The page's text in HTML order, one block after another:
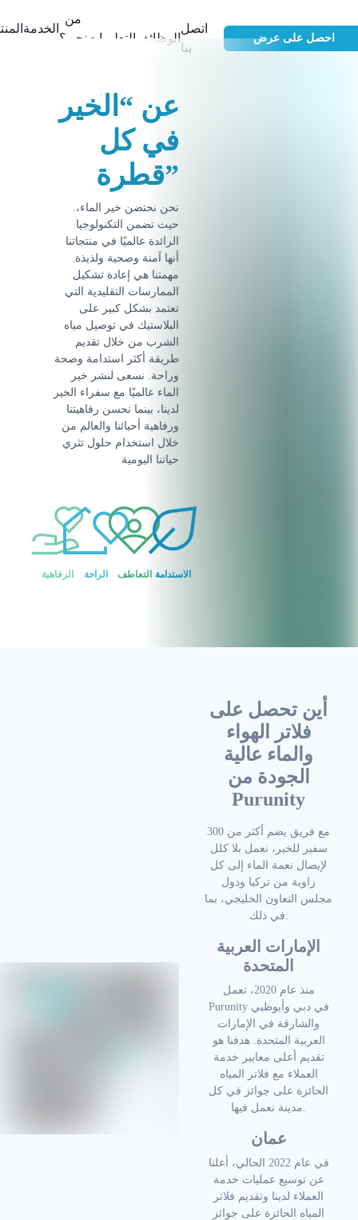
الخدمة
من
نحن؟ التعليمات الوظائف
اتصل
بنا
احصل على عرض
عن “الخير
في كل
قطرة”
.نحن نحتضن خير الماء،
حيث تضمن التكنولوجيا
الرائدة عالميًا في منتجاتنا
أنها آمنة وصحية ولذيذة.
مهمتنا هي إعادة تشكيل
الممارسات التقليدية التي
تعتمد بشكل كبير على
البلاستيك في توصيل مياه
الشرب من خلال تقديم
طريقة أكثر استدامة وصحة
وراحة. نسعى لنشر خير
الماء عالميًا مع سفراء الخير
لدينا، بينما نحسن رفاهيتنا
ورفاهية أحبائنا والعالم من
خلال استخدام حلول تثري
حياتنا اليومية
الرفاهية الراحة التعاطف الاستدامة
أين تحصل على
فلاتر الهواء
والماء عالية
الجودة من
Purunity
مع فريق يضم أكثر من 300
سفير للخير، نعمل بلا كلل
لإيصال نعمة الماء إلى كل
زاوية من تركيا ودول
مجلس التعاون الخليجي، بما
في ذلك:
الإمارات العربية
المتحدة
منذ عام 2020، تعمل
Purunity في دبي وأبوظبي
والشارقة في الإمارات
العربية المتحدة. هدفنا هو
تقديم أعلى معايير خدمة
العملاء مع فلاتر المياه
الحائزة على جوائز في كل
مدينة نعمل فيها.
عمان
في عام 2022 الحالي، أعلنا
عن توسيع عمليات خدمة
العملاء لدينا وتقديم فلاتر
المياه الحائزة على جوائز